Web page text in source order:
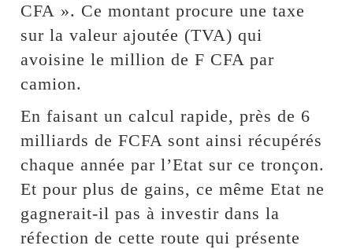
CFA ». Ce montant procure une taxe
sur la valeur ajoutée (TVA) qui
avoisine le million de F CFA par
camion.
En faisant un calcul rapide, près de 6
milliards de FCFA sont ainsi récupérés
chaque année par l’Etat sur ce tronçon.
Et pour plus de gains, ce même Etat ne
gagnerait-il pas à investir dans la
réfection de cette route qui présente